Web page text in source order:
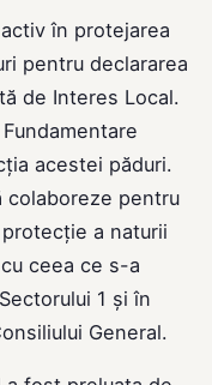
în protejarea
pentru declararea
de Interes Local.
acestei păduri.
pentru
a naturii
ceea ce s-a
1 și în
General.